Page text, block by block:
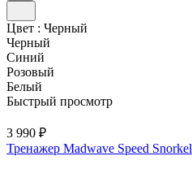
Цвет : Черный
Черный
Синий
Розовый
Белый
Быстрый просмотр
3 990 ₽
Тренажер Madwave Speed Snorkel